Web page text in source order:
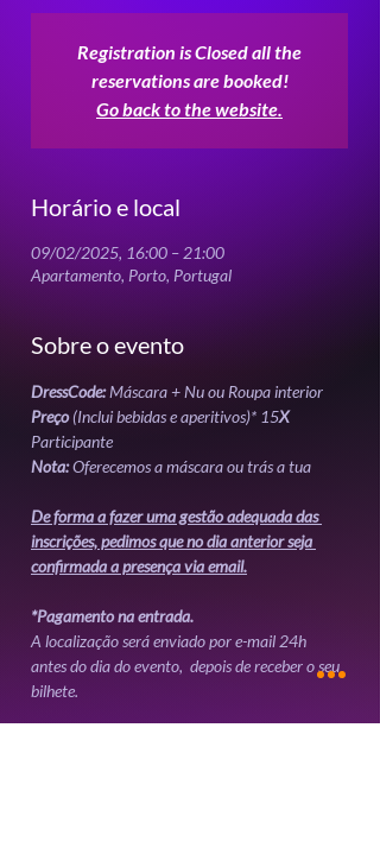
Registration is Closed all the
reservations are booked!
Go back to the website.
Horário e local
09/02/2025, 16:00 – 21:00
Apartamento, Porto, Portugal
Sobre o evento
DressCode: Máscara + Nu ou Roupa interior
Preço (Inclui bebidas e aperitivos)* 15X
Participante
Nota: Oferecemos a máscara ou trás a tua
De forma a fazer uma gestão adequada das
inscrições, pedimos que no dia anterior seja
confirmada a presença via email.
*Pagamento na entrada.
A localização será enviado por e-mail 24h
antes do dia do evento,  depois de receber o seu
bilhete.